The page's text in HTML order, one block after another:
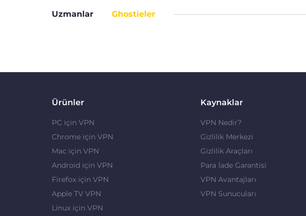
Uzmanlar Ghostieler
Ürünler
PC için VPN
Chrome için VPN
Mac için VPN
Android için VPN
Firefox için VPN
Apple TV VPN
Linux için VPN
Kaynaklar
VPN Nedir?
Gizlilik Merkezi
Gizlilik Araçları
Para İade Garantisi
VPN Avantajları
VPN Sunucuları